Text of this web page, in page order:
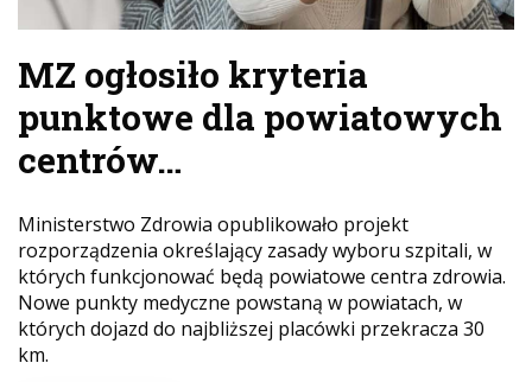
MZ ogłosiło kryteria
punktowe dla powiatowych
centrów…
Ministerstwo Zdrowia opublikowało projekt
rozporządzenia określający zasady wyboru szpitali, w
których funkcjonować będą powiatowe centra zdrowia.
Nowe punkty medyczne powstaną w powiatach, w
których dojazd do najbliższej placówki przekracza 30
km.